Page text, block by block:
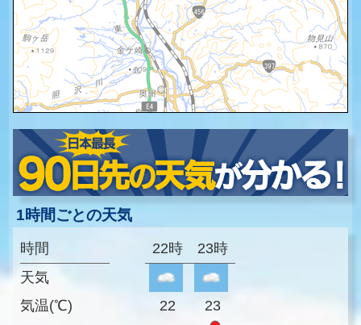
1時間ごとの天気
時間
天気
気温(℃)
22時 23時
22 23